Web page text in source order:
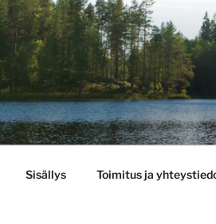
Sisällys Toimitus ja